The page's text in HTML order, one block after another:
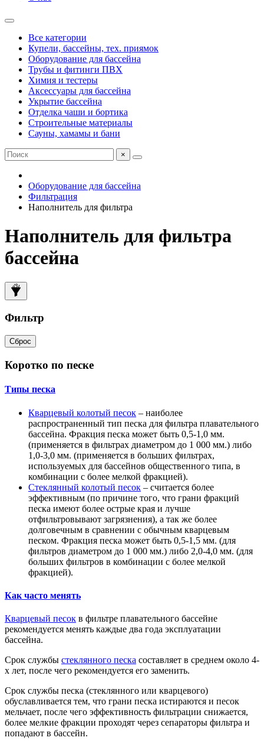
Все категории
Купели, бассейны, тех. приямок
Оборудование для бассейна
Трубы и фитинги ПВХ
Химия и тестеры
Аксессуары для бассейна
Укрытие бассейна
Отделка чаши и бортика
Строительные материалы
Сауны, хамамы и бани
×
Оборудование для бассейна
Фильтрация
Наполнитель для фильтра
Наполнитель для фильтра
бассейна
Фильтр
Сброс
Коротко по песке
Типы песка
Кварцевый колотый песок – наиболее
распространенный тип песка для фильтра плавательного
бассейна. Фракция песка может быть 0,5-1,0 мм.
(применяется в фильтрах диаметром до 1 000 мм.) либо
1,0-3,0 мм. (применяется в больших фильтрах,
используемых для бассейнов общественного типа, в
комбинации с более мелкой фракцией).
Стеклянный колотый песок – считается более
эффективным (по причине того, что грани фракций
песка имеют более острые края и лучше
отфильтровывают загрязнения), а так же более
долговечным в сравнении с обычным кварцевым
песком. Фракция песка может быть 0,5-1,5 мм. (для
фильтров диаметром до 1 000 мм.) либо 2,0-4,0 мм. (для
больших фильтров в комбинации с более мелкой
фракцией).
Как часто менять
Кварцевый песок в фильтре плавательного бассейне
рекомендуется менять каждые два года эксплуатации
бассейна.
Срок службы стеклянного песка составляет в среднем около 4-
х лет, после чего рекомендуется его заменить.
Срок службы песка (стеклянного или кварцевого)
обуславливается тем, что грани песка истираются и песок
мельчает, после чего эффективность фильтрации снижается,
более мелкие фракции проходят через сепараторы фильтра и
попадают в бассейн.